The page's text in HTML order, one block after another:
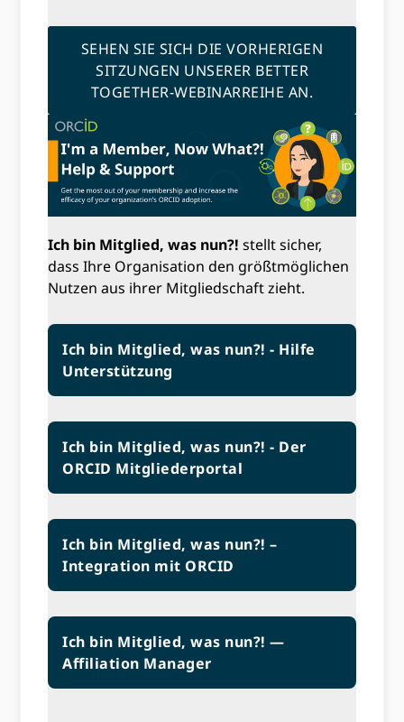
SEHEN SIE SICH DIE VORHERIGEN
SITZUNGEN UNSERER BETTER
TOGETHER-WEBINARREIHE AN.
Ich bin Mitglied, was nun?!stellt sicher,
dass Ihre Organisation den größtmöglichen
Nutzen aus ihrer Mitgliedschaft zieht.
Ich bin Mitglied, was nun?! - Hilfe
Unterstützung
Ich bin Mitglied, was nun?! - Der
ORCID Mitgliederportal
Ich bin Mitglied, was nun?! –
Integration mit ORCID
Ich bin Mitglied, was nun?! —
Affiliation Manager